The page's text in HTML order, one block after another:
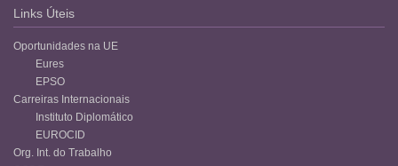
Links Úteis
Oportunidades na UE
Eures
EPSO
Carreiras Internacionais
Instituto Diplomático
EUROCID
Org. Int. do Trabalho